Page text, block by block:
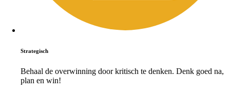
Strategisch
Behaal de overwinning door kritisch te denken. Denk goed na,
plan en win!